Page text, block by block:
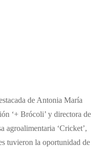
de Antonia María
‘+ Brócoli’ y directora de
agroalimentaria ‘Cricket’,
tuvieron la oportunidad de